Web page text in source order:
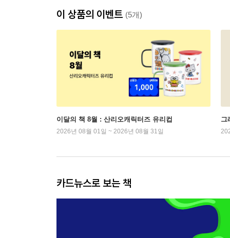
이 상품의 이벤트 (5개)
이달의 책 8월 : 산리오캐릭터즈 유리컵
2026년 08월 01일 ~ 2026년 08월 31일
그
카드뉴스로 보는 책